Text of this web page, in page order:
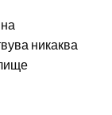
никаква